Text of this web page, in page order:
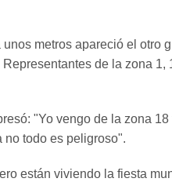
unos metros apareció el otro
de la zona 1,
"Yo vengo de la zona
no todo es peligroso".
están viviendo la fiesta